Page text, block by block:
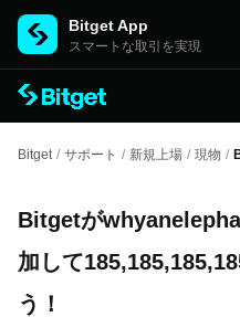
Bitget App
スマートな取引を実現
Bitget / サポート / 新規上場 / 現物 /
Bitgetが
加して
う！